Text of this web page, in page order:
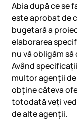
Abia după ce se
este aprobat de
bugetară a
elaborarea
nu vă obligăm
Având
multor agenții
obține câteva
totodată veți
de alte agenții.